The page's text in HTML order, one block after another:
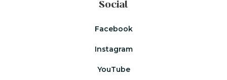
Social
Facebook
Instagram
YouTube